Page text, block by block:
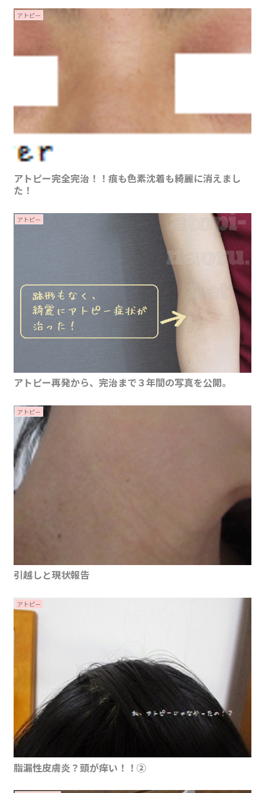
アトピー
アトピー完全完治！！痕も色素沈着も綺麗に消えまし
た！
アトピー
アトピー再発から、完治まで３年間の写真を公開。
アトピー
引越しと現状報告
アトピー
脂漏性皮膚炎？頭が痒い！！②